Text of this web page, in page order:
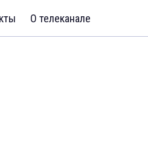
О телеканале